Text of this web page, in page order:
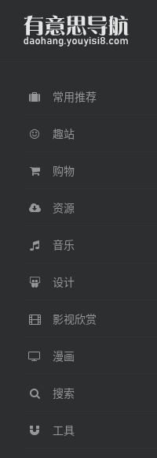
常用推荐
趣站
购物
资源
音乐
设计
影视欣赏
漫画
搜索
工具